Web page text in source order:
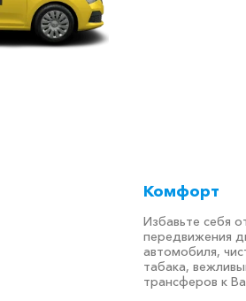
Комфорт
Избавьте себя
передвижения
автомобиля,
табака,
трансферов к